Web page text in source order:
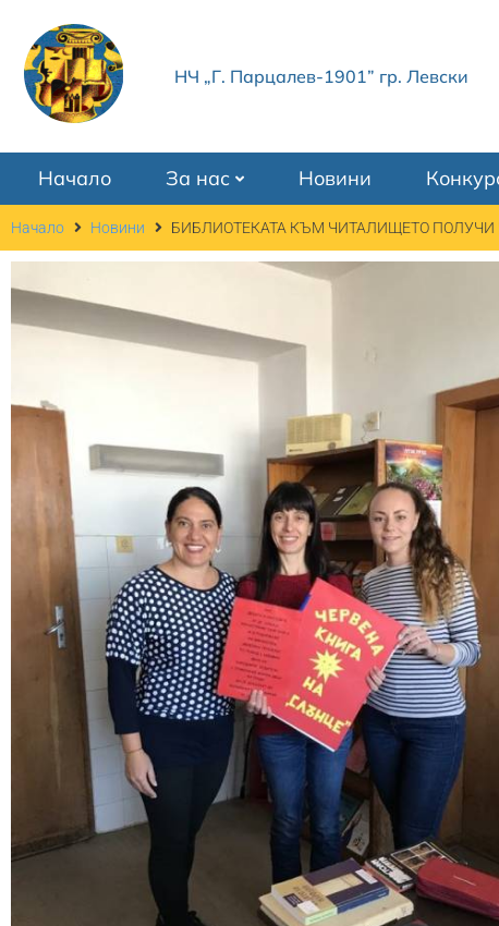
НЧ „Г. Парцалев-1901” гр. Левски
Начало За нас Новини
Начало Новини БИБЛИОТЕКАТА КЪМ ЧИТАЛИЩЕТО ПОЛУЧИ